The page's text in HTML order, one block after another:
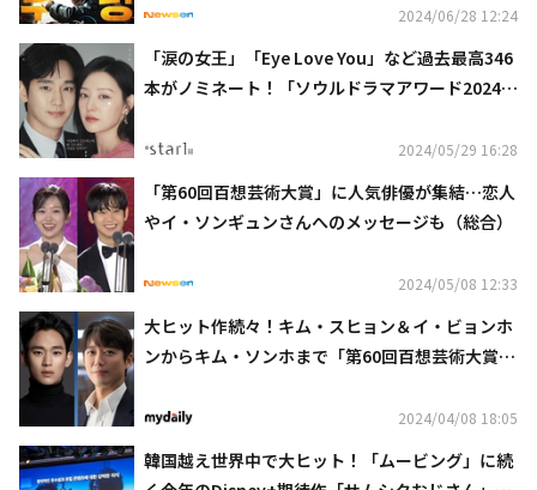
2024/06/28 12:24
「涙の女王」「Eye Love You」など過去最高346
本がノミネート！「ソウルドラマアワード2024」
2024/05/29 16:28
「第60回百想芸術大賞」に人気俳優が集結…恋人
やイ・ソンギュンさんへのメッセージも（総合）
2024/05/08 12:33
大ヒット作続々！キム・スヒョン＆イ・ビョンホ
ンからキム・ソンホまで「第60回百想芸術大賞」
2024/04/08 18:05
韓国越え世界中で大ヒット！「ムービング」に続